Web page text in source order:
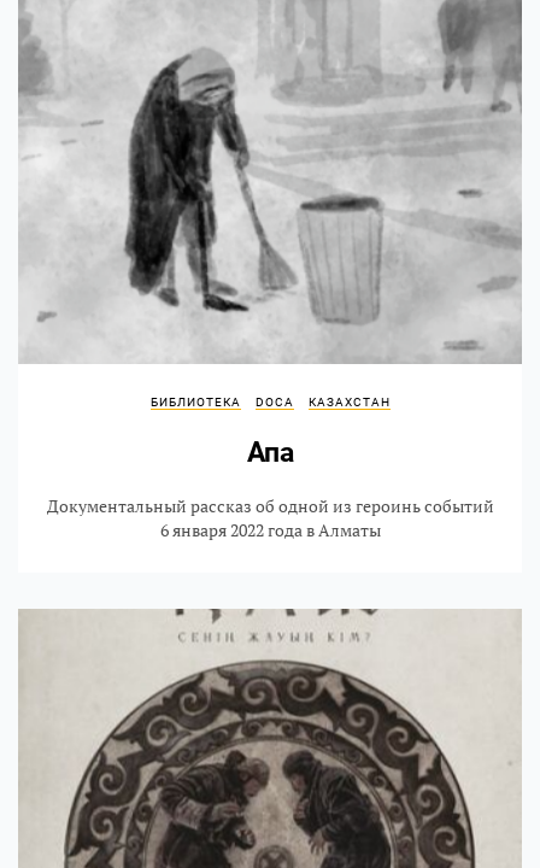
БИБЛИОТЕКА DOCA КАЗАХСТАН
Апа
Документальный рассказ об одной из героинь событий
6 января 2022 года в Алматы